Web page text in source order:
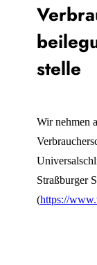
stelle
Wir nehmen
Straßburger
(https://